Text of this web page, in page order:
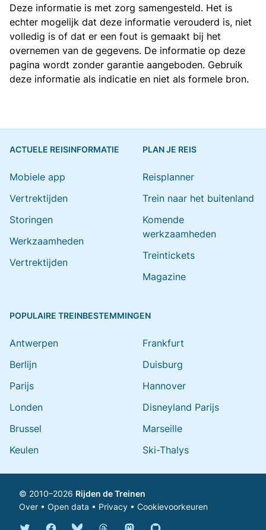
Deze informatie is met zorg samengesteld. Het is
echter mogelijk dat deze informatie verouderd is, niet
volledig is of dat er een fout is gemaakt bij het
overnemen van de gegevens. De informatie op deze
pagina wordt zonder garantie aangeboden. Gebruik
deze informatie als indicatie en niet als formele bron.
ACTUELE REISINFORMATIE
Mobiele app
Vertrektijden
Storingen
Werkzaamheden
Vertrektijden
PLAN JE REIS
Reisplanner
Trein naar het buitenland
Komende
werkzaamheden
Treintickets
Magazine
POPULAIRE TREINBESTEMMINGEN
Antwerpen
Berlijn
Parijs
Londen
Brussel
Keulen
Frankfurt
Duisburg
Hannover
Disneyland Parijs
Marseille
Ski-Thalys
© 2010–2026 Rijden de Treinen
Over • Open data • Privacy • Cookievoorkeuren